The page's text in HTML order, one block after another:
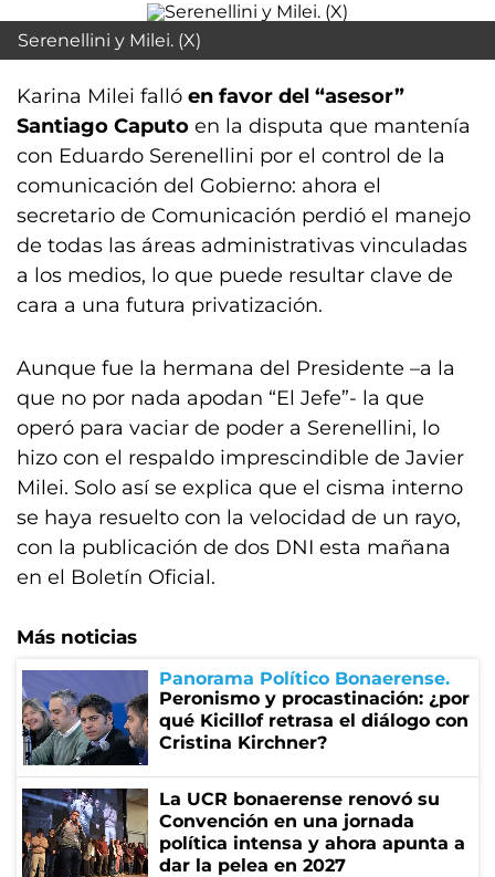
Serenellini y Milei. (X)
Karina Milei falló en favor del “asesor”
Santiago Caputo en la disputa que mantenía
con Eduardo Serenellini por el control de la
comunicación del Gobierno: ahora el
secretario de Comunicación perdió el manejo
de todas las áreas administrativas vinculadas
a los medios, lo que puede resultar clave de
cara a una futura privatización.
Aunque fue la hermana del Presidente –a la
que no por nada apodan “El Jefe”- la que
operó para vaciar de poder a Serenellini, lo
hizo con el respaldo imprescindible de Javier
Milei. Solo así se explica que el cisma interno
se haya resuelto con la velocidad de un rayo,
con la publicación de dos DNI esta mañana
en el Boletín Oficial.
Más noticias
Panorama Político Bonaerense
Peronismo y procastinación: ¿por
qué Kicillof retrasa el diálogo con
Cristina Kirchner?
La UCR bonaerense renovó su
Convención en una jornada
política intensa y ahora apunta a
dar la pelea en 2027